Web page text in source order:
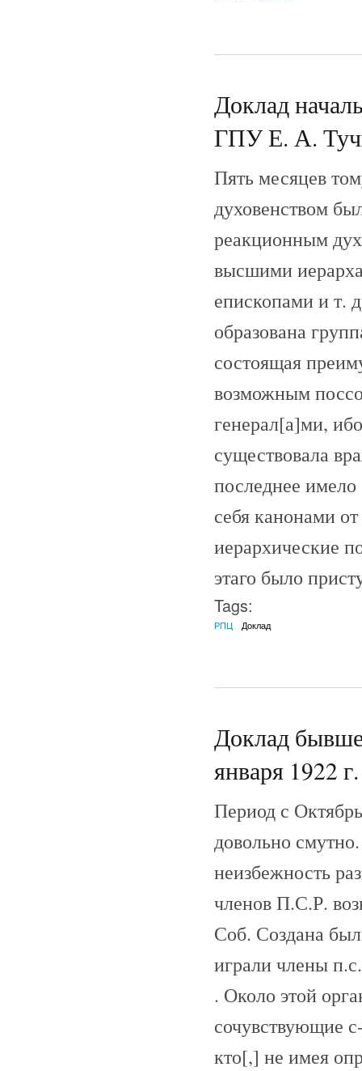
Доклад
ГПУ Е. А.
Пять месяцев
духовенством
реакционным
высшими
епископами и т.
образована
состоящая
возможным
генерал[а]ми,
существовала
последнее
себя канонами
иерархические
этаго было
Tags:
РПЦ Доклад
Доклад
января 1922 г.
Период с
довольно
неизбежность
членов П.С.Р.
Соб. Создана
играли члены
. Около этой
сочувствующие
кто[,] не имея